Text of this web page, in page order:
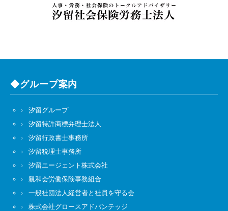
◆グループ案内
汐留グループ
汐留特許商標弁理士法人
汐留行政書士事務所
汐留税理士事務所
汐留エージェント株式会社
親和会労働保険事務組合
一般社団法人経営者と社員を守る会
株式会社グロースアドバンテッジ